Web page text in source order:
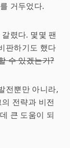
거두었다.
렸다. 몇몇 팬
판하기도 했다
수 있겠는가?
전뿐만 아니라,
전략과 비전
큰 도움이 되